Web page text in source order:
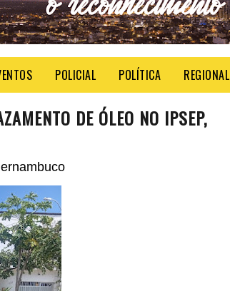
POLICIAL POLÍTICA REGIONAL
DE ÓLEO NO IPSEP,